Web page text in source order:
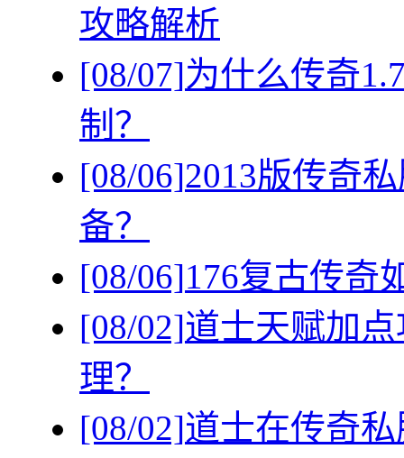
攻略解析
[08/07]为什么传奇
制？
[08/06]2013版传奇
备？
[08/06]176复古传奇
[08/02]道士天赋加
理？
[08/02]道士在传奇